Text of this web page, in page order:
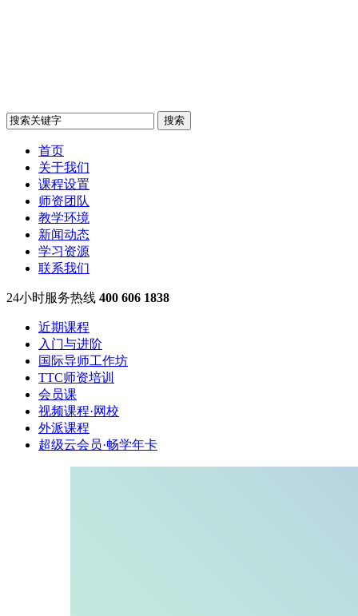
首页
关于我们
课程设置
师资团队
教学环境
新闻动态
学习资源
联系我们
24小时服务热线 400 606 1838
近期课程
入门与进阶
国际导师工作坊
TTC师资培训
会员课
视频课程·网校
外派课程
超级云会员·畅学年卡